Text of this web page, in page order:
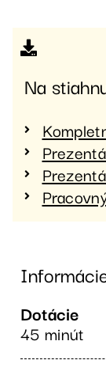
Na
Dotácie
45 minút